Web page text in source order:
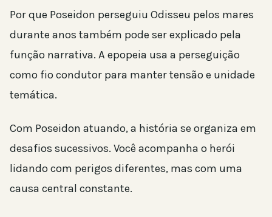
Por que Poseidon perseguiu Odisseu pelos mares
durante anos também pode ser explicado pela
função narrativa. A epopeia usa a perseguição
como fio condutor para manter tensão e unidade
temática.
Com Poseidon atuando, a história se organiza em
desafios sucessivos. Você acompanha o herói
lidando com perigos diferentes, mas com uma
causa central constante.